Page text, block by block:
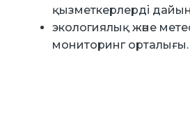
қызметкерлерді
экологиялық және
мониторинг орталығы.